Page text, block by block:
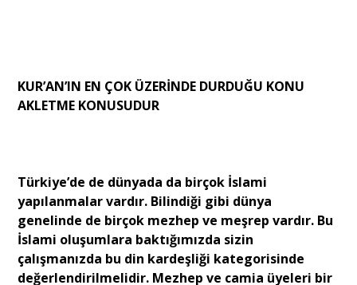
KUR’AN’IN EN ÇOK ÜZERİNDE DURDUĞU KONU
AKLETME KONUSUDUR
Türkiye’de de dünyada da birçok İslami
yapılanmalar vardır. Bilindiği gibi dünya
genelinde de birçok mezhep ve meşrep vardır. Bu
İslami oluşumlara baktığımızda sizin
çalışmanızda bu din kardeşliği kategorisinde
değerlendirilmelidir. Mezhep ve camia üyeleri bir